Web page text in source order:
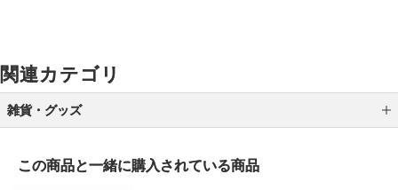
関連カテゴリ
雑貨・グッズ
この商品と一緒に購入されている商品